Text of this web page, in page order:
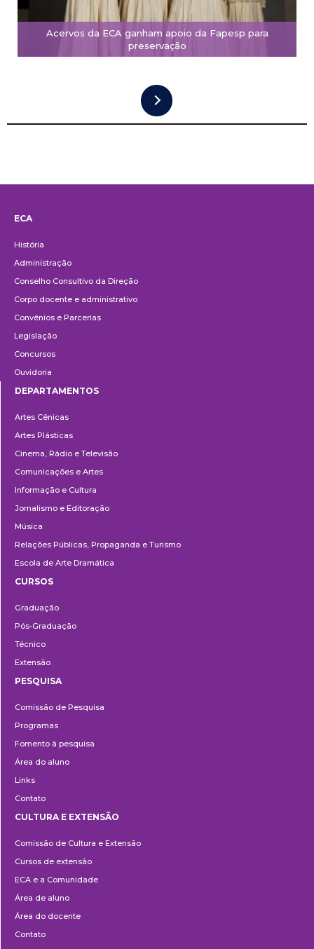
Acervos da ECA ganham apoio da Fapesp para
preservação
ECA
História
Administração
Conselho Consultivo da Direção
Corpo docente e administrativo
Convênios e Parcerias
Legislação
Concursos
Ouvidoria
DEPARTAMENTOS
Artes Cênicas
Artes Plásticas
Cinema, Rádio e Televisão
Comunicações e Artes
Informação e Cultura
Jornalismo e Editoração
Música
Relações Públicas, Propaganda e Turismo
Escola de Arte Dramática
CURSOS
Graduação
Pós-Graduação
Técnico
Extensão
PESQUISA
Comissão de Pesquisa
Programas
Fomento à pesquisa
Área do aluno
Links
Contato
e
Extensão
CULTURA E EXTENSÃO
Comissão de Cultura e Extensão
Cursos de extensão
ECA e a Comunidade
Área de aluno
Área do docente
Contato